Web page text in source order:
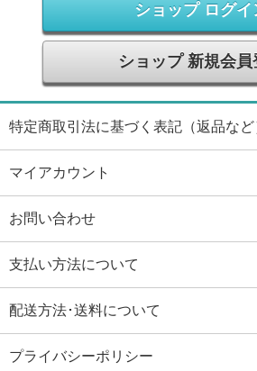
ショップ ログイ
ショップ 新規会員
特定商取引法に基づく表記（返品など
マイアカウント
お問い合わせ
支払い方法について
配送方法･送料について
プライバシーポリシー